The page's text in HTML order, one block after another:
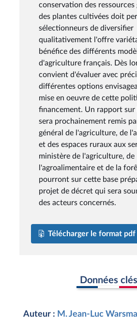
conservation des ressources
des plantes cultivées doit
sélectionneurs de diversifier
qualitativement l'offre
bénéfice des différents
d'agriculture français. Dès
convient d'évaluer avec
différentes options
mise en oeuvre de cette
financement. Un rapport sur
sera prochainement remis
général de l'agriculture, de
et des espaces ruraux aux
ministère de l'agriculture, de
l'agroalimentaire et de la
pourront sur cette base
projet de décret qui sera
des acteurs concernés.
Télécharger le format pdf
Données clés
Auteur : M. Jean-Luc